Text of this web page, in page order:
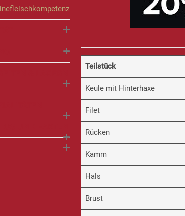
Teilstück
Keule mit Hinterhaxe
Filet
Rücken
Kamm
Hals
Brust